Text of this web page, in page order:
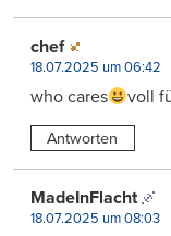
chef
18.07.2025 um 06:42
who cares voll
Antworten
MadeInFlacht
18.07.2025 um 08:03